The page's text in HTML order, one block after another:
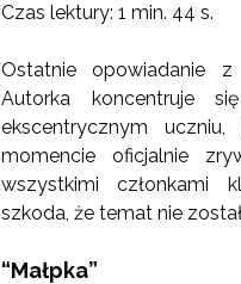
Czas lektury: 1 min. 44 s.
Ostatnie opowiadanie z
Autorka koncentruje
ekscentrycznym
momencie oficjalnie
wszystkimi członkami
szkoda, że temat nie
“Małpka”